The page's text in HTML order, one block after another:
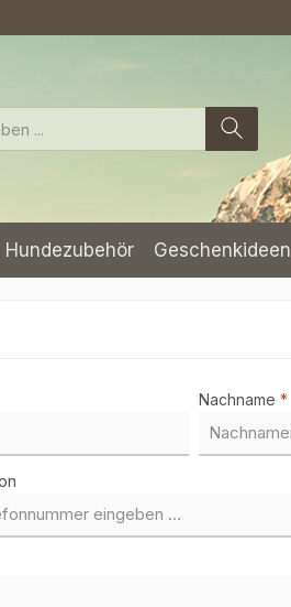
Hundezubehör Geschenkideen
Nachname *